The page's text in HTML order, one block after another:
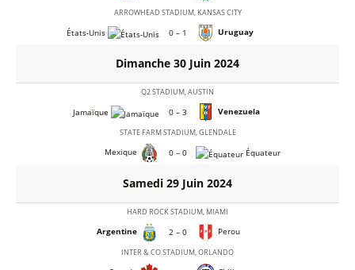
ARROWHEAD STADIUM, KANSAS CITY
États-Unis 0 – 1 Uruguay
Dimanche 30 Juin 2024
Q2 STADIUM, AUSTIN
Jamaïque 0 – 3 Venezuela
STATE FARM STADIUM, GLENDALE
Mexique 0 – 0 Équateur
Samedi 29 Juin 2024
HARD ROCK STADIUM, MIAMI
Argentine 2 – 0 Perou
INTER & CO STADIUM, ORLANDO